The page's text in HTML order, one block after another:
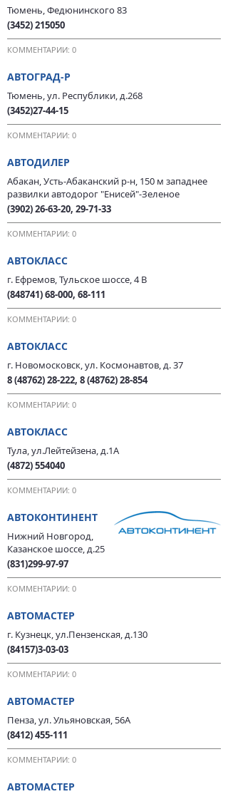
Тюмень, Федюнинского 83
(3452) 215050
КОММЕНТАРИИ: 0
АВТОГРАД-Р
Тюмень, ул. Республики, д.268
(3452)27-44-15
КОММЕНТАРИИ: 0
АВТОДИЛЕР
Абакан, Усть-Абаканский р-н, 150 м западнее
развилки автодорог "Енисей"-Зеленое
(3902) 26-63-20, 29-71-33
КОММЕНТАРИИ: 0
АВТОКЛАСС
г. Ефремов, Тульское шоссе, 4 В
(848741) 68-000, 68-111
КОММЕНТАРИИ: 0
АВТОКЛАСС
г. Новомосковск, ул. Космонавтов, д. 37
8 (48762) 28-222, 8 (48762) 28-854
КОММЕНТАРИИ: 0
АВТОКЛАСС
Тула, ул.Лейтейзена, д.1А
(4872) 554040
КОММЕНТАРИИ: 0
АВТОКОНТИНЕНТ
Нижний Новгород,
Казанское шоссе, д.25
(831)299-97-97
КОММЕНТАРИИ: 0
АВТОМАСТЕР
г. Кузнецк, ул.Пензенская, д.130
(84157)3-03-03
КОММЕНТАРИИ: 0
АВТОМАСТЕР
Пенза, ул. Ульяновская, 56А
(8412) 455-111
КОММЕНТАРИИ: 0
АВТОМАСТЕР